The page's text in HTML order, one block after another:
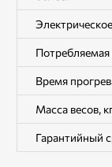
Время
Масса весов,
Гарантийный